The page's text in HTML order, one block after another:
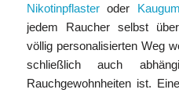
Nikotinpflasteroder
jedem Raucher selbst
völlig personalisierten Weg
schließlich auch
Rauchgewohnheiten ist.